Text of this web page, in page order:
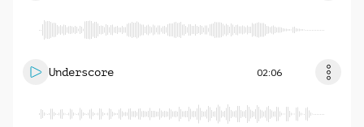
Underscore 02:06